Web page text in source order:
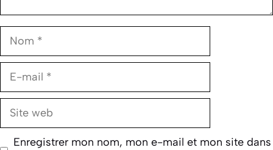
Nom
E-
Site
Enregistrer mon nom, mon e-mail et mon site dans